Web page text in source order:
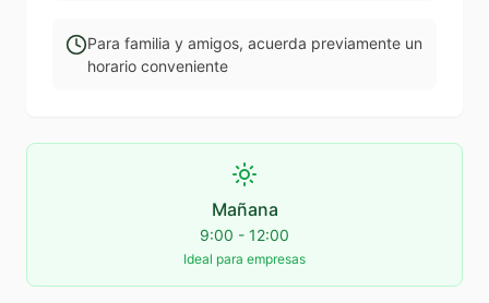
Para familia y amigos, acuerda previamente un
horario conveniente
Mañana
9:00 - 12:00
Ideal para empresas